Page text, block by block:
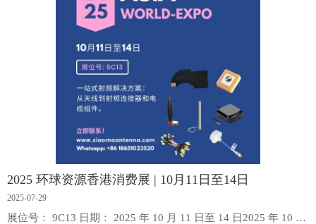
2025 环球资源香港消费展 | 10月11日至14日
2025-07-29
展位号： 9C13 日期： 2025 年 10 月 11 日至 14 日2025 年 10 月